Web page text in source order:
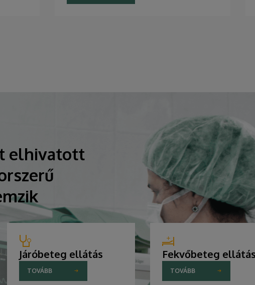
felgyorsítását sürgetik. A témában a
elhivatott
Járóbeteg ellátás
TOVÁBB
Fekvőbeteg
TOVÁBB